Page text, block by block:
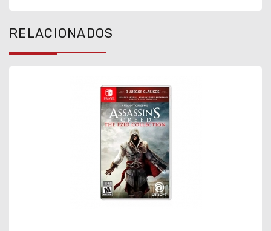
RELACIONADOS